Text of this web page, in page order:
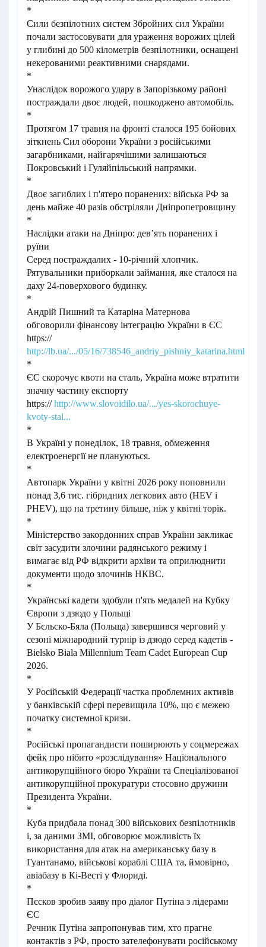
*
Сили безпілотних систем Збройних сил України
почали застосовувати для ураження ворожих цілей
у глибині до 500 кілометрів безпілотники, оснащені
некерованими реактивними снарядами.
*
Унаслідок ворожого удару в Запорізькому районі
постраждали двоє людей, пошкоджено автомобіль.
*
Протягом 17 травня на фронті сталося 195 бойових
зіткнень Сил оборони України з російськими
загарбниками, найгарячішими залишаються
Покровський і Гуляйпільський напрямки.
*
Двоє загиблих і п'ятеро поранених: війська РФ за
день майже 40 разів обстріляли Дніпропетровщину
*
Наслідки атаки на Дніпро: дев’ять поранених і
руїни
Серед постраждалих - 10-річний хлопчик.
Рятувальники приборкали займання, яке сталося на
даху 24-поверхового будинку.
*
Андрій Пишний та Катаріна Матернова
обговорили фінансову інтеграцію України в ЄС
https://
http://lb.ua/.../05/16/738546_andriy_pishniy_katarina.html
*
ЄС скорочує квоти на сталь, Україна може втратити
значну частину експорту
https://http://www.slovoidilo.ua/.../yes-skorochuye-
kvoty-stal...
*
В Україні у понеділок, 18 травня, обмеження
електроенергії не плануються.
*
Автопарк України у квітні 2026 року поповнили
понад 3,6 тис. гібридних легкових авто (HEV i
PHEV), що на третину більше, ніж у квітні торік.
*
Міністерство закордонних справ України закликає
світ засудити злочини радянського режиму і
вимагає від РФ відкрити архіви та оприлюднити
документи щодо злочинів НКВС.
*
Українські кадети здобули п'ять медалей на Кубку
Європи з дзюдо у Польщі
У Бєльско-Бяла (Польща) завершився черговий у
сезоні міжнародний турнір із дзюдо серед кадетів -
Bielsko Biala Millennium Team Cadet European Cup
2026.
*
У Російській Федерації частка проблемних активів
у банківській сфері перевищила 10%, що є межею
початку системної кризи.
*
Російські пропагандисти поширюють у соцмережах
фейк про нібито «розслідування» Національного
антикорупційного бюро України та Спеціалізованої
антикорупційної прокуратури стосовно дружини
Президента України.
*
Куба придбала понад 300 військових безпілотників
і, за даними ЗМІ, обговорює можливість їх
використання для атак на американську базу в
Гуантанамо, військові кораблі США та, ймовірно,
авіабазу в Кі-Весті у Флориді.
*
Пєсков зробив заяву про діалог Путіна з лідерами
ЄС
Речник Путіна запропонував тим, хто прагне
контактів з РФ, просто зателефонувати російському